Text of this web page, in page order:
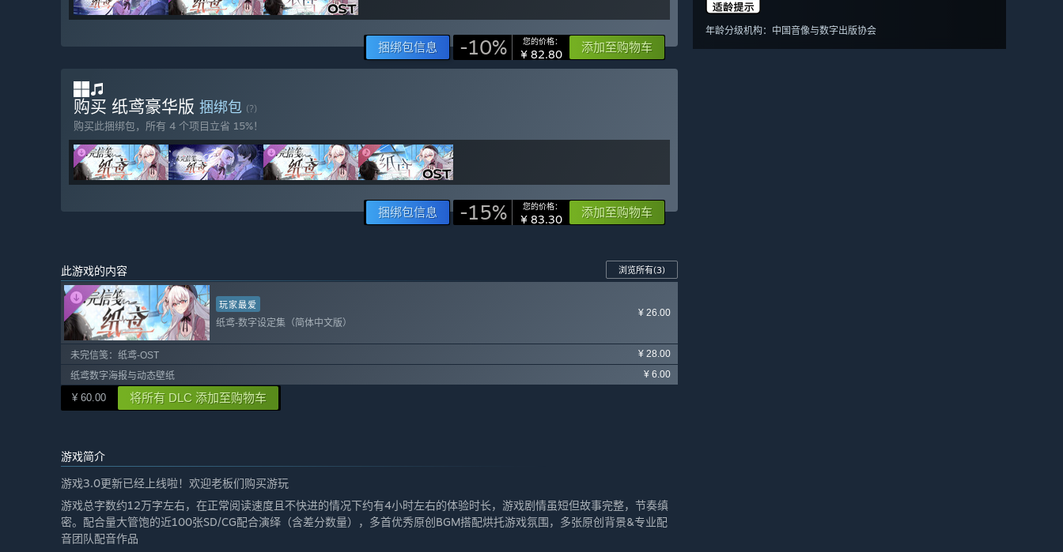
年龄分级机构：中国音像与数字出版协会
捆绑包信息 -10% 您的价格：
¥ 82.80 添加至购物车
购买 纸鸢豪华版 捆绑包 (?)
购买此捆绑包，所有 4 个项目立省 15%！
捆绑包信息 -15% 您的价格：
¥ 83.30 添加至购物车
此游戏的内容 浏览所有(3)
玩家最爱
纸鸢-数字设定集（简体中文版）
¥ 26.00
未完信笺：纸鸢-OST
¥ 28.00
纸鸢数字海报与动态壁纸
¥ 6.00
¥ 60.00 将所有 DLC 添加至购物车
游戏简介
游戏3.0更新已经上线啦！欢迎老板们购买游玩
游戏总字数约12万字左右，在正常阅读速度且不快进的情况下约有4小时左右的体验时长，游戏剧情虽短但故事完整，节奏缜
密。配合量大管饱的近100张SD/CG配合演绎（含差分数量），多首优秀原创BGM搭配烘托游戏氛围，多张原创背景&专业配
音团队配音作品